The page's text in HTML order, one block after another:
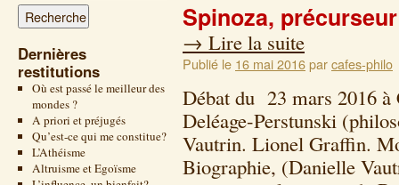
Dernières
restitutions
Où est passé le meilleur des
mondes ?
A priori et préjugés
Qu’est-ce qui me constitue?
L’Athéisme
Altruisme et Egoïsme
Spinoza,
→ Lire la suite
Publié le 16 mai 2016parcafes-philo
Débat du 23 mars 2016
Deléage-Perstunski
Vautrin. Lionel Graffin.
Biographie, (Danielle